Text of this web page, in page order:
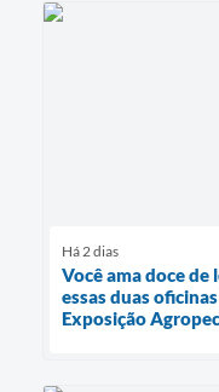
Há 2 dias
Você ama doce
essas duas
Exposição